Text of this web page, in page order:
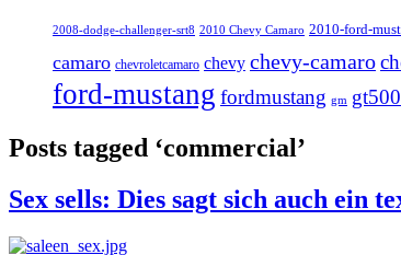
2008-dodge-challenger-srt8 2010 Chevy Camaro 2010-ford-
camaro chevroletcamaro chevy chevy-camaro
ford-mustang fordmustang gm gt500
Posts tagged ‘commercial’
Sex sells: Dies sagt sich auch ein